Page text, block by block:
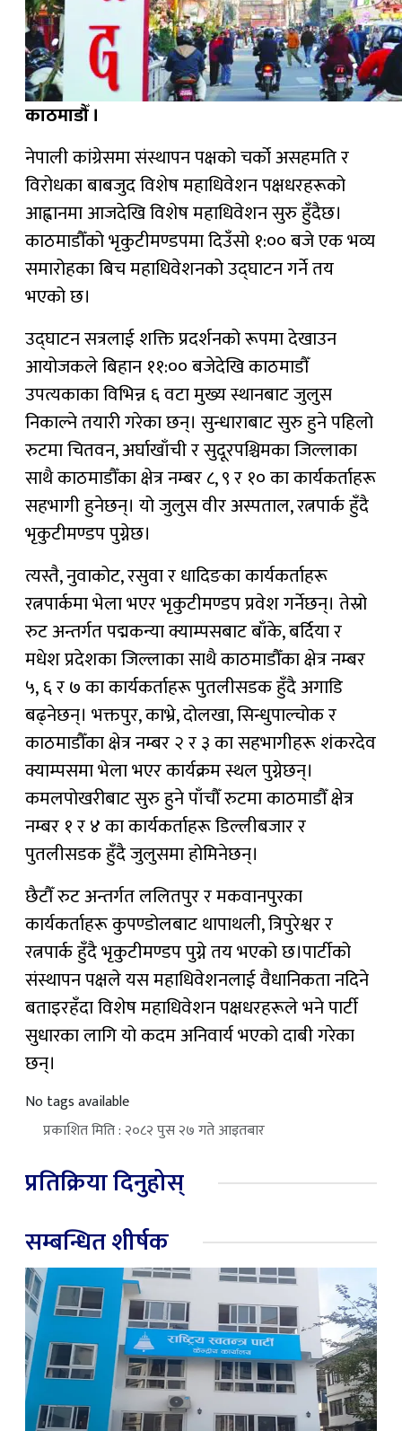
काठमाडौँ ।
नेपाली कांग्रेसमा संस्थापन पक्षको चर्को असहमति र
विरोधका बाबजुद विशेष महाधिवेशन पक्षधरहरूको
आह्वानमा आजदेखि विशेष महाधिवेशन सुरु हुँदैछ।
काठमाडौँको भृकुटीमण्डपमा दिउँसो १:०० बजे एक भव्य
समारोहका बिच महाधिवेशनको उद्घाटन गर्ने तय
भएको छ।
उद्घाटन सत्रलाई शक्ति प्रदर्शनको रूपमा देखाउन
आयोजकले बिहान ११:०० बजेदेखि काठमाडौँ
उपत्यकाका विभिन्न ६ वटा मुख्य स्थानबाट जुलुस
निकाल्ने तयारी गरेका छन्। सुन्धाराबाट सुरु हुने पहिलो
रुटमा चितवन, अर्घाखाँची र सुदूरपश्चिमका जिल्लाका
साथै काठमाडौँका क्षेत्र नम्बर ८, ९ र १० का कार्यकर्ताहरू
सहभागी हुनेछन्। यो जुलुस वीर अस्पताल, रत्नपार्क हुँदै
भृकुटीमण्डप पुग्नेछ।
त्यस्तै, नुवाकोट, रसुवा र धादिङका कार्यकर्ताहरू
रत्नपार्कमा भेला भएर भृकुटीमण्डप प्रवेश गर्नेछन्। तेस्रो
रुट अन्तर्गत पद्मकन्या क्याम्पसबाट बाँके, बर्दिया र
मधेश प्रदेशका जिल्लाका साथै काठमाडौँका क्षेत्र नम्बर
५, ६ र ७ का कार्यकर्ताहरू पुतलीसडक हुँदै अगाडि
बढ्नेछन्। भक्तपुर, काभ्रे, दोलखा, सिन्धुपाल्चोक र
काठमाडौँका क्षेत्र नम्बर २ र ३ का सहभागीहरू शंकरदेव
क्याम्पसमा भेला भएर कार्यक्रम स्थल पुग्नेछन्।
कमलपोखरीबाट सुरु हुने पाँचौँ रुटमा काठमाडौँ क्षेत्र
नम्बर १ र ४ का कार्यकर्ताहरू डिल्लीबजार र
पुतलीसडक हुँदै जुलुसमा होमिनेछन्।
छैटौँ रुट अन्तर्गत ललितपुर र मकवानपुरका
कार्यकर्ताहरू कुपण्डोलबाट थापाथली, त्रिपुरेश्वर र
रत्नपार्क हुँदै भृकुटीमण्डप पुग्ने तय भएको छ।पार्टीको
संस्थापन पक्षले यस महाधिवेशनलाई वैधानिकता नदिने
बताइरहँदा विशेष महाधिवेशन पक्षधरहरूले भने पार्टी
सुधारका लागि यो कदम अनिवार्य भएको दाबी गरेका
छन्।
No tags available
प्रकाशित मिति : २०८२ पुस २७ गते आइतबार
प्रतिक्रिया दिनुहोस्
सम्बन्धित शीर्षक